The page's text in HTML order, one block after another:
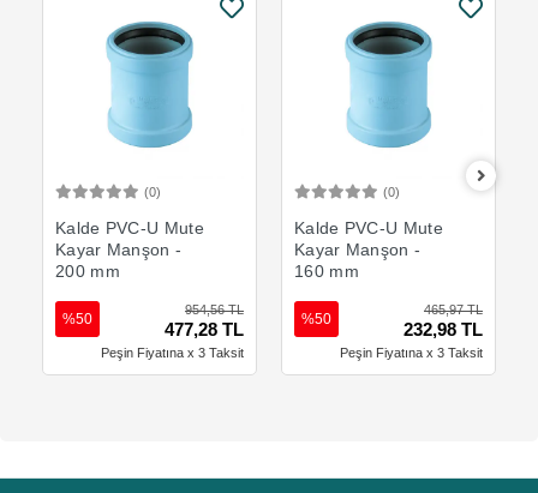
(0)
Kalde PVC-U Mute
Kayar Manşon -
200 mm
954,56 TL
477,28 TL
%50
Peşin Fiyatına x 3 Taksit
(0)
Kalde PVC-U Mute
Kayar Manşon -
160 mm
465,97 TL
232,98 TL
%50
Peşin Fiyatına x 3 Taksit